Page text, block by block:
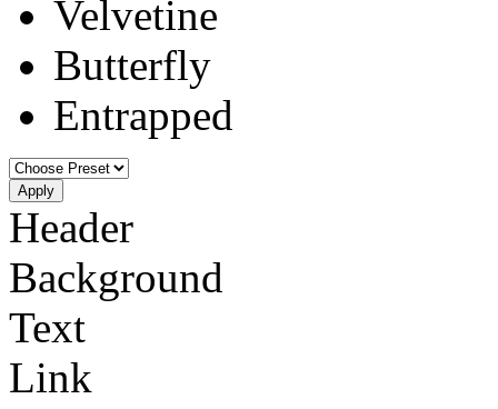
Velvetine
Butterfly
Entrapped
Apply
Header
Background
Text
Link